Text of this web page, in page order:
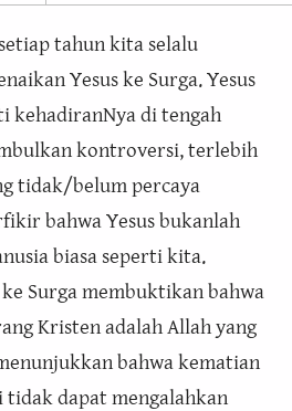
tahun kita selalu
Yesus ke Surga. Yesus
kehadiranNya di tengah
kontroversi, terlebih
tidak/belum percaya
bahwa Yesus bukanlah
biasa seperti kita.
Surga membuktikan bahwa
Kristen adalah Allah yang
bahwa kematian
dapat mengalahkan